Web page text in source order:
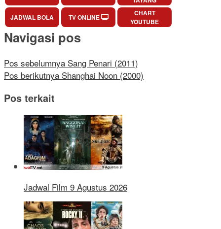
JADWAL BOLA
TV ONLINE
CHART
YOUTUBE
Navigasi pos
Pos sebelumnya Sang Penari (2011)
Pos berikutnya Shanghai Noon (2000)
Pos terkait
Jadwal Film 9 Agustus 2026